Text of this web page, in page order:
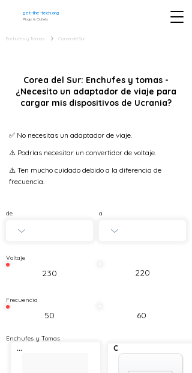
get-the-tech.org
Plugs & Outlets
Enchufes y Tomas Corea del Sur
Corea del Sur: Enchufes y tomas -
¿Necesito un adaptador de viaje para
cargar mis dispositivos de Ucrania?
✅ No necesitas un adaptador de viaje.
⚠️ Podrías necesitar un convertidor de voltaje.
⚠️ Ten mucho cuidado debido a la diferencia de
frecuencia.
de a
Voltaje
230 220
Frecuencia
50 60
Enchufes y Tomas
... C